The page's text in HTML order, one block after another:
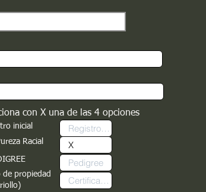
con X una de las 4 opciones
inicial
Racial
de propiedad